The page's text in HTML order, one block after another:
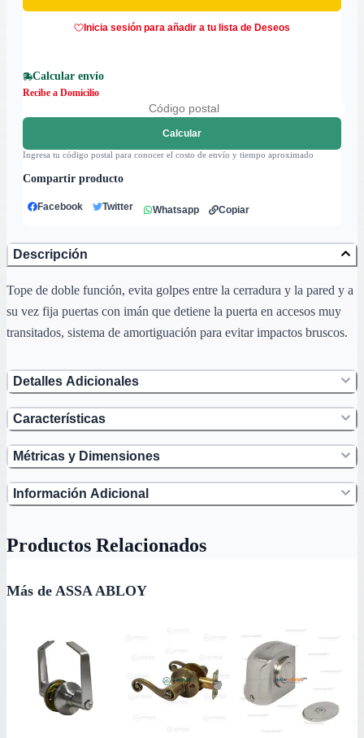
Inicia sesión para añadir a tu lista de Deseos
Calcular envío
Recibe a Domicilio
Calcular
Ingresa tu código postal para conocer el costo de envío y tiempo aproximado
Compartir producto
Facebook Twitter Whatsapp Copiar
Descripción
Tope de doble función, evita golpes entre la cerradura y la pared y a
su vez fija puertas con imán que detiene la puerta en accesos muy
transitados, sistema de amortiguación para evitar impactos bruscos.
Detalles Adicionales
Características
Métricas y Dimensiones
Información Adicional
Productos Relacionados
Más de ASSA ABLOY